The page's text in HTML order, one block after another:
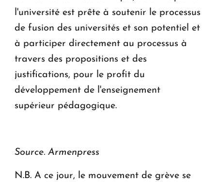
l'université est prête à soutenir le processus
de fusion des universités et son potentiel et
à participer directement au processus à
travers des propositions et des
justifications, pour le profit du
développement de l'enseignement
supérieur pédagogique.
Source. Armenpress
N.B. A ce jour, le mouvement de grève se